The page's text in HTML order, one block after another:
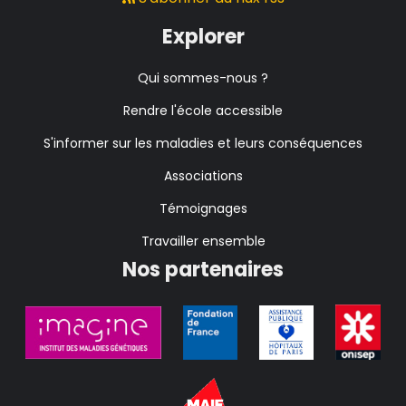
Explorer
Qui sommes-nous ?
Rendre l'école accessible
S'informer sur les maladies et leurs conséquences
Associations
Témoignages
Travailler ensemble
Nos partenaires